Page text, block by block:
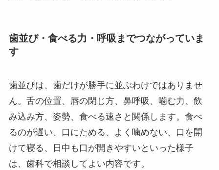
歯並び・食べる力・呼吸までつながっていま
す
歯並びは、歯だけが勝手に並ぶわけではありませ
ん。舌の位置、唇の閉じ方、鼻呼吸、噛む力、飲
み込み方、姿勢、食べる速さと関係します。食べ
るのが遅い、口にためる、よく噛めない、口を開
けて寝る、日中も口が開きやすいといった様子
は、歯科で相談してよい内容です。